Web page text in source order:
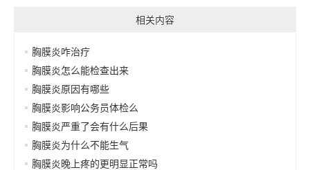
相关内容
胸膜炎咋治疗
胸膜炎怎么能检查出来
胸膜炎原因有哪些
胸膜炎影响公务员体检么
胸膜炎严重了会有什么后果
胸膜炎为什么不能生气
胸膜炎晚上疼的更明显正常吗